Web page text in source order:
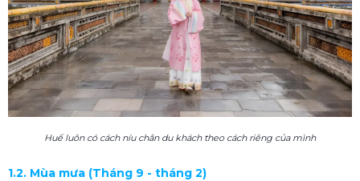
Huế luôn có cách níu chân du khách theo cách riêng của mình
1.2. Mùa mưa (Tháng 9 - tháng 2)